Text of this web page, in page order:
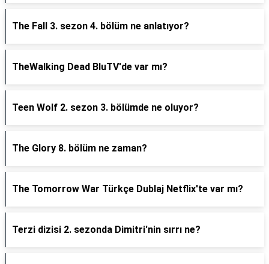
The Fall 3. sezon 4. bölüm ne anlatıyor?
TheWalking Dead BluTV'de var mı?
Teen Wolf 2. sezon 3. bölümde ne oluyor?
The Glory 8. bölüm ne zaman?
The Tomorrow War Türkçe Dublaj Netflix'te var mı?
Terzi dizisi 2. sezonda Dimitri'nin sırrı ne?